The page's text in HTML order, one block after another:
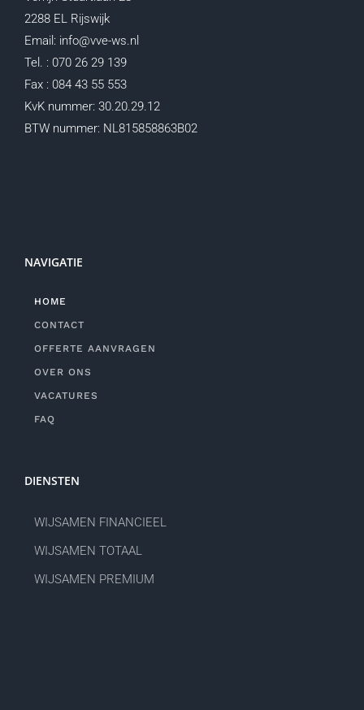
2288 EL Rijswijk
Email: info@vve-ws.nl
Tel. : 070 26 29 139
Fax : 084 43 55 553
KvK nummer: 30.20.29.12
BTW nummer: NL815858863B02
NAVIGATIE
HOME
CONTACT
OFFERTE AANVRAGEN
OVER ONS
VACATURES
FAQ
DIENSTEN
WIJSAMEN FINANCIEEL
WIJSAMEN TOTAAL
WIJSAMEN PREMIUM